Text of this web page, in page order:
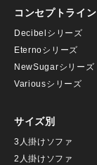
コンセプトライン
Decibelシリーズ
Eternoシリーズ
NewSugarシリーズ
Variousシリーズ
サイズ別
3人掛けソファ
2人掛けソファ